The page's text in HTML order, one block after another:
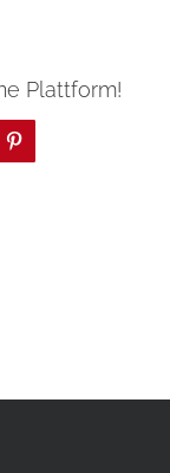
Plattform!